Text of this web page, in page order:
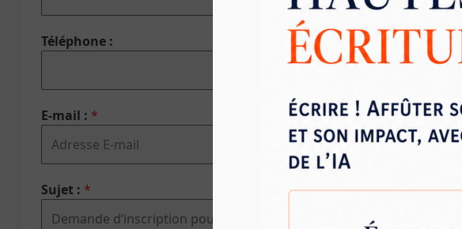
Téléphone :
E-mail : *
Sujet : *